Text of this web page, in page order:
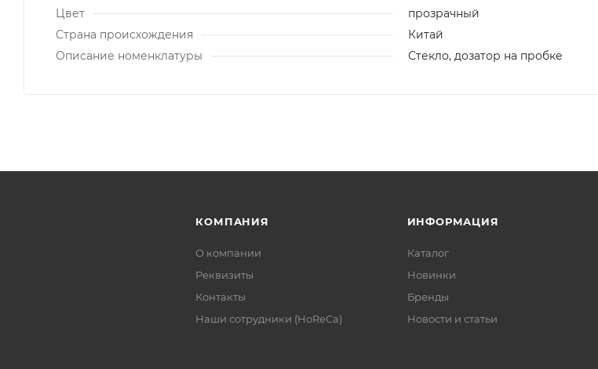
Цвет
прозрачный
Страна происхождения
Китай
Описание номенклатуры
Стекло, дозатор на пробке
КОМПАНИЯ
О компании
Реквизиты
Контакты
Наши сотрудники (HoReCa)
ИНФОРМАЦИЯ
Каталог
Новинки
Бренды
Новости и статьи